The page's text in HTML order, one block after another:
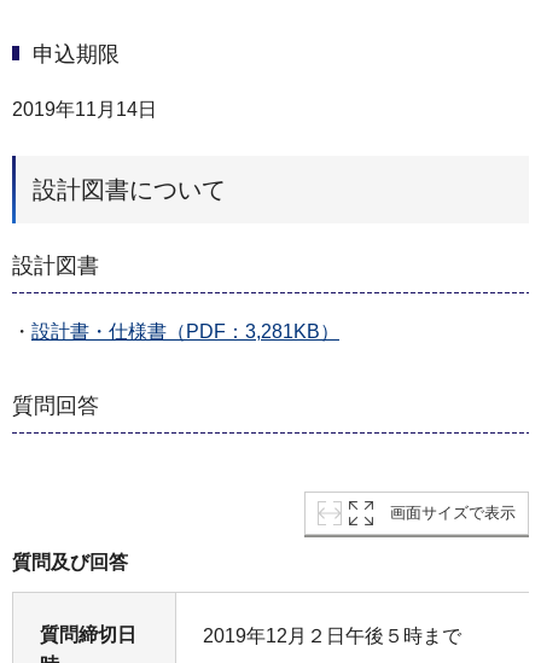
申込期限
2019年11月14日
設計図書について
設計図書
・ 設計書・仕様書（PDF：3,281KB）
質問回答
画面サイズで表示
質問及び回答
質問締切日
2019年12月２日午後５時まで